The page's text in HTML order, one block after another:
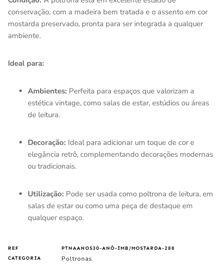
conservação, com a madeira bem tratada e o assento em cor
mostarda preservado, pronta para ser integrada a qualquer
ambiente.
Ideal para:
Ambientes: Perfeita para espaços que valorizam a
estética vintage, como salas de estar, estúdios ou áreas
de leitura.
Decoração: Ideal para adicionar um toque de cor e
elegância retrô, complementando decorações modernas
ou tradicionais.
Utilização: Pode ser usada como poltrona de leitura, em
salas de estar ou como uma peça de destaque em
qualquer espaço.
REF
PTNAANOS30-ANÔ-IMB/MOSTARDA-288
CATEGORIA
Poltronas